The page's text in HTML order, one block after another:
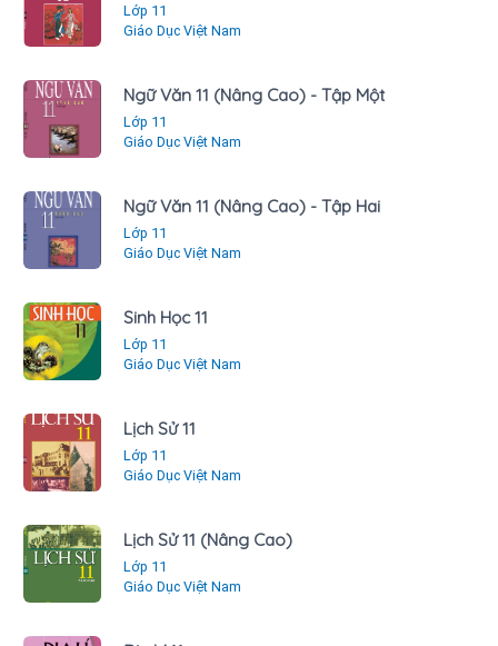
Lớp 11
Giáo Dục Việt Nam
Ngữ Văn 11 (Nâng Cao) - Tập Một
Lớp 11
Giáo Dục Việt Nam
Ngữ Văn 11 (Nâng Cao) - Tập Hai
Lớp 11
Giáo Dục Việt Nam
Sinh Học 11
Lớp 11
Giáo Dục Việt Nam
Lịch Sử 11
Lớp 11
Giáo Dục Việt Nam
Lịch Sử 11 (Nâng Cao)
Lớp 11
Giáo Dục Việt Nam